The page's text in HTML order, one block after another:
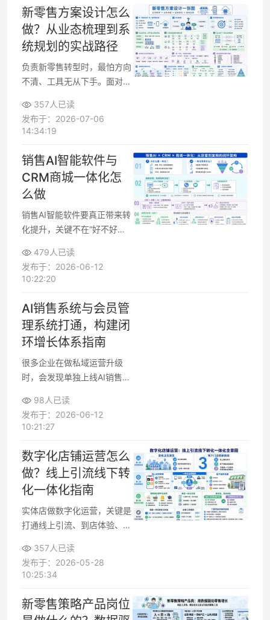
做法，是围绕业务目标搭建一
套新零售服务商能力评估维
度，结合可验证的案例和落地
效果，逐步缩小范围，找到适
合自身阶段的新零售技术合作
伙伴。
新零售方案设计怎么
做？从业态梳理到系
统规划的实战路径
负责新零售转型时，最怕方向
不清、工具无从下手。面对门
键是先把业务讲清，再谈系统
与技术。围绕新零售方案设
流程→系统规划→落地实施”
四步走，形成一套可执行的新
零售实战指南，既能指导门店
转型，也能支撑方案撰写与项
目推进。
357人已读
发布于：2026-07-06
14:34:19
销售AI智能软件与
CRM商城一体化怎
么做
销售AI智能软件要真正带来转
化提升，关键不在“好不好
线上商城打通，形成从获客到
复购的闭环数据链路。企业在
方式、数据流向、权限与安
全，以及后期运营落地方式，
才能做出适合自己业务节奏的
一体化方案。
479人已读
发布于：2026-06-12
10:22:20
AI销售系统与会员管
理系统打通，构建闭
环增长体系指南
很多企业在做私域运营升级
时，会发现单独上线AI销售系
增长，线索、成交、复购各自
为战。要真正搭建一套可复制
统与会员管理系统打通，形成
“获客—成交—复购”的完整闭
环，让系统而不是个人经验驱
动业绩增长。
98人已读
发布于：2026-06-12
10:21:27
数字化店铺运营怎么
做？线上引流线下转
化一体化指南
实体店做数字化运营，关键是
打通线上引流、到店体验、成
制的线上线下一体化运营流
程。
357人已读
发布于：2026-05-28
10:25:34
新零售策略产品岗位